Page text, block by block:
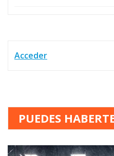
Acceder
PUEDES